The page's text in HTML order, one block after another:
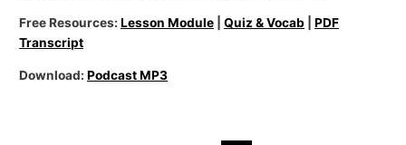
Free Resources:Lesson Module |Quiz & Vocab |PDF
Transcript
Download:Podcast MP3